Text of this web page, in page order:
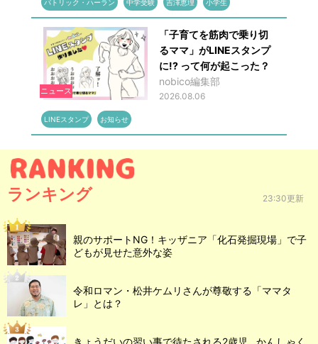
パトリック・ハーラン 中学受験 吉澤恵理 小学生
ニュース
「子育てを筋肉で乗り切
るママ」がLINEスタンプ
に!? って何が起こった？
nobico編集部
2026.08.06
LINEスタンプ お知らせ
ランキング 23:30更新
親のサポートNG！キッザニア「化石発掘現場」で子
どもが見せた意外な姿
令和ロマン・松井ケムリさんが尊敬する「ママタ
レ」とは？